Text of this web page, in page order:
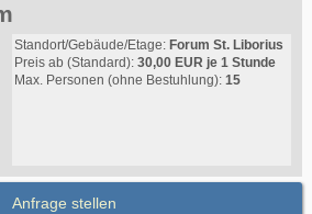
Standort/Gebäude/Etage: Forum St. Liborius
Preis ab (Standard): 30,00 EUR je 1 Stunde
Max. Personen (ohne Bestuhlung): 15
Anfrage stellen